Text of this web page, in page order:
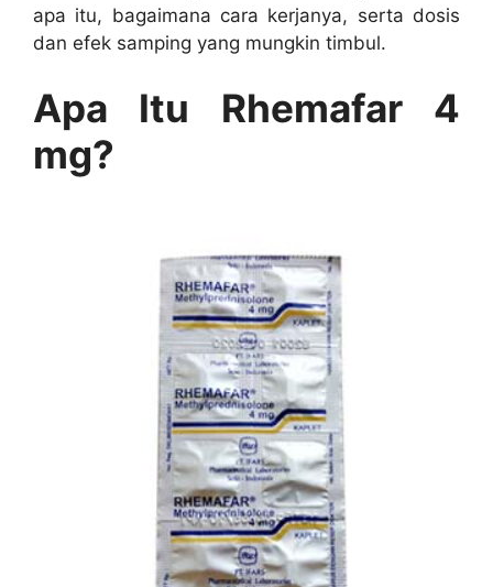
apa itu, bagaimana cara kerjanya, serta dosis
dan efek samping yang mungkin timbul.
Apa Itu Rhemafar 4
mg?